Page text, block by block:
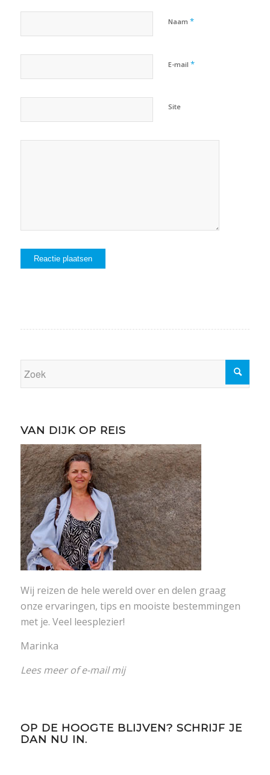
Naam *
E-mail *
Site
VAN DIJK OP REIS
Wij reizen de hele wereld over en delen graag
onze ervaringen, tips en mooiste bestemmingen
met je. Veel leesplezier!
Marinka
Lees meerofe-mail mij
OP DE HOOGTE BLIJVEN? SCHRIJF JE
DAN NU IN.